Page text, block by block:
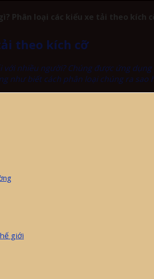
Phân loại các kiểu xe tải theo kích
theo kích cỡ
nhiều người? Chúng được ứng
như biết cách phân loại chúng ra sao
giới